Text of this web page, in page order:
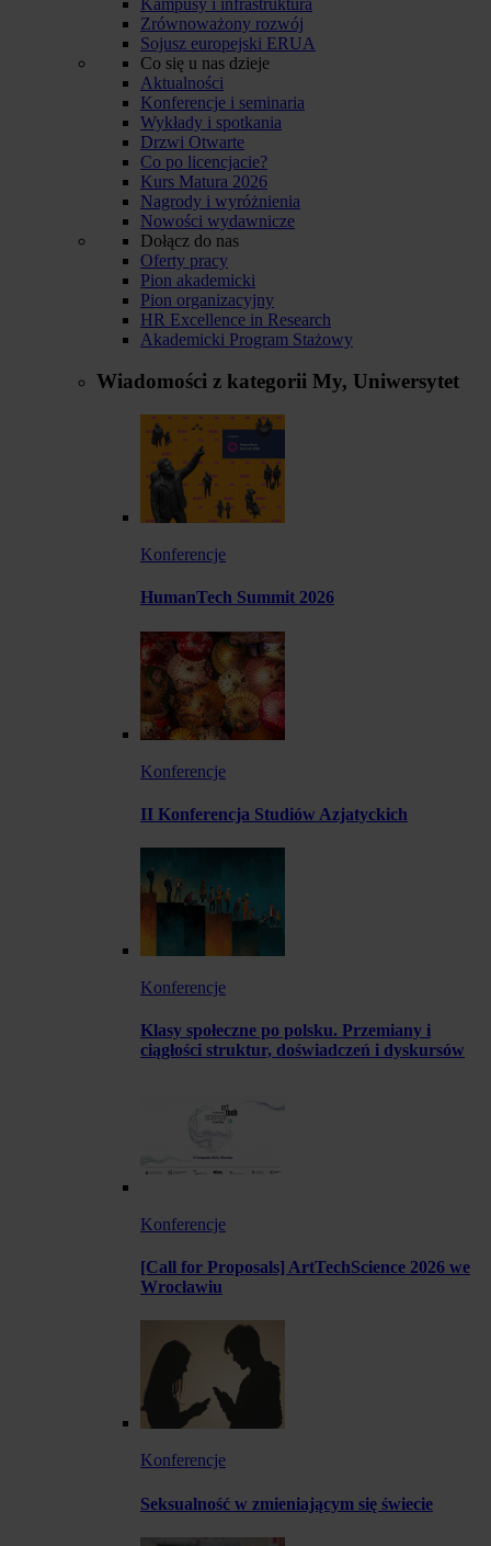
Zrównoważony rozwój
Sojusz europejski ERUA
Co się u nas dzieje
Aktualności
Konferencje i seminaria
Wykłady i spotkania
Drzwi Otwarte
Co po licencjacie?
Kurs Matura 2026
Nagrody i wyróżnienia
Nowości wydawnicze
Dołącz do nas
Oferty pracy
Pion akademicki
Pion organizacyjny
HR Excellence in Research
Akademicki Program Stażowy
Wiadomości z kategorii My, Uniwersytet
Konferencje
HumanTech Summit 2026
Konferencje
II Konferencja Studiów Azjatyckich
Konferencje
Klasy społeczne po polsku. Przemiany i
ciągłości struktur, doświadczeń i dyskursów
Konferencje
[Call for Proposals] ArtTechScience 2026 we
Wrocławiu
Konferencje
Seksualność w zmieniającym się świecie